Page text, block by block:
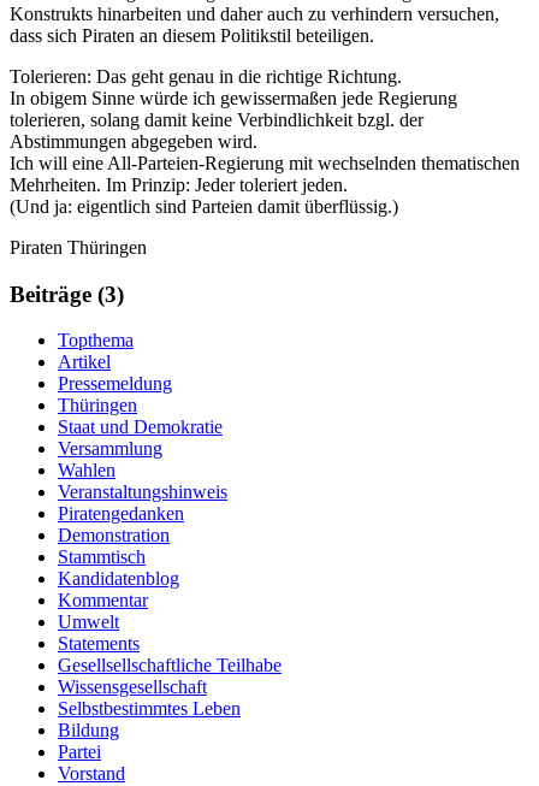
Konstrukts hinarbeiten und daher auch zu verhindern versuchen,
dass sich Piraten an diesem Politikstil beteiligen.
Tolerieren: Das geht genau in die richtige Richtung.
In obigem Sinne würde ich gewissermaßen jede Regierung
tolerieren, solang damit keine Verbindlichkeit bzgl. der
Abstimmungen abgegeben wird.
Ich will eine All-Parteien-Regierung mit wechselnden thematischen
Mehrheiten. Im Prinzip: Jeder toleriert jeden.
(Und ja: eigentlich sind Parteien damit überflüssig.)
Weitere
Informationen
Navigation
Piraten Thüringen
Beiträge (3)
Topthema
Artikel
Pressemeldung
Thüringen
Staat und Demokratie
Versammlung
Wahlen
Veranstaltungshinweis
Piratengedanken
Demonstration
Stammtisch
Kandidatenblog
Kommentar
Umwelt
Statements
Gesellsellschaftliche Teilhabe
Wissensgesellschaft
Selbstbestimmtes Leben
Bildung
Partei
Vorstand